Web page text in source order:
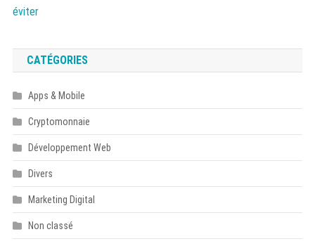
CATÉGORIES
Apps & Mobile
Cryptomonnaie
Développement Web
Divers
Marketing Digital
Non classé